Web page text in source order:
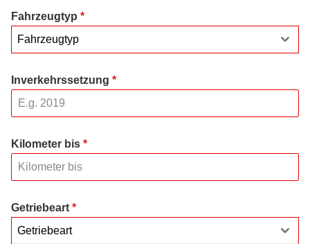
Fahrzeugtyp *
Fahrzeugtyp
Inverkehrssetzung *
Kilometer bis *
Getriebeart *
Getriebeart